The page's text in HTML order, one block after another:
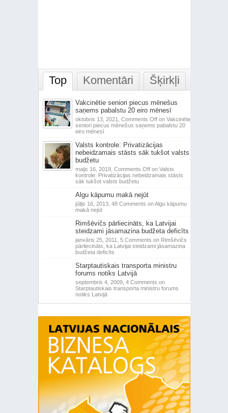
Top Komentāri Šķirkļi
Vakcinētie seniori piecus mēnešus
saņems pabalstu 20 eiro mēnesī
oktobris 13, 2021, Comments Offon Vakcinētie
seniori piecus mēnešus saņems pabalstu 20
eiro mēnesī
Valsts kontrole: Privatizācijas
nebeidzamais stāsts sāk tukšot valsts
budžetu
maijs 16, 2019, Comments Offon Valsts
kontrole: Privatizācijas nebeidzamais stāsts
sāk tukšot valsts budžetu
Algu kāpumu makā nejūt
jūlijs 16, 2013, 48 Comments on Algu kāpumu
makā nejūt
Rimšēvičs pārliecināts, ka Latvijai
steidzami jāsamazina budžeta deficīts
janvāris 25, 2011, 5 Comments on Rimšēvičs
pārliecināts, ka Latvijai steidzami jāsamazina
budžeta deficīts
Starptautiskais transporta ministru
forums notiks Latvijā
septembris 4, 2009, 4 Comments on
Starptautiskais transporta ministru forums
notiks Latvijā